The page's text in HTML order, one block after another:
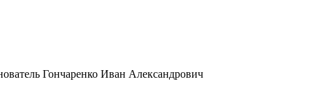
СТИЛЬНЫМ И ДОЛГОВЕЧНЫМ!
Гончаренко Иван Александрович